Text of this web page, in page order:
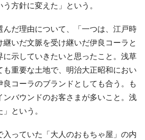
方針に変えた」という。
だ理由について、「一つは、江戸時
いだ文脈を受け継いだ伊良コーラと
に示していきたいと思ったこと。浅草
も重要な土地で、明治大正昭和におい
良コーラのブランドとしても合う。も
ンバウンドのお客さまが多いこと。浅
という。
っていた「大人のおもちゃ屋」の内